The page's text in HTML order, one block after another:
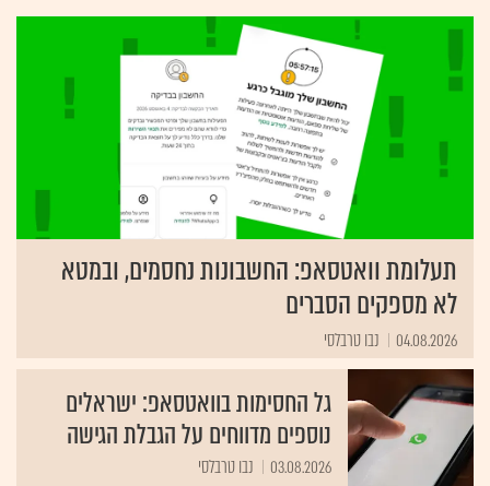
תעלומת וואטסאפ: החשבונות נחסמים, ובמטא
לא מספקים הסברים
04.08.2026 נבו טרבלסי
גל החסימות בוואטסאפ: ישראלים
נוספים מדווחים על הגבלת הגישה
03.08.2026 נבו טרבלסי